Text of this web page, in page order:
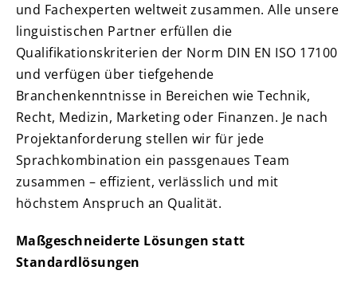
und Fachexperten weltweit zusammen. Alle unsere
linguistischen Partner erfüllen die
Qualifikationskriterien der Norm DIN EN ISO 17100
und verfügen über tiefgehende
Branchenkenntnisse in Bereichen wie Technik,
Recht, Medizin, Marketing oder Finanzen. Je nach
Projektanforderung stellen wir für jede
Sprachkombination ein passgenaues Team
zusammen – effizient, verlässlich und mit
höchstem Anspruch an Qualität.
Maßgeschneiderte Lösungen statt
Standardlösungen